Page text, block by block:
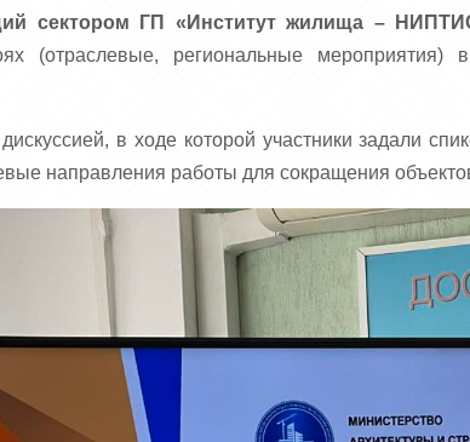
сектором ГП «Институт жилища –
(отраслевые, региональные
в ходе которой участники задали
направления работы для сокращения